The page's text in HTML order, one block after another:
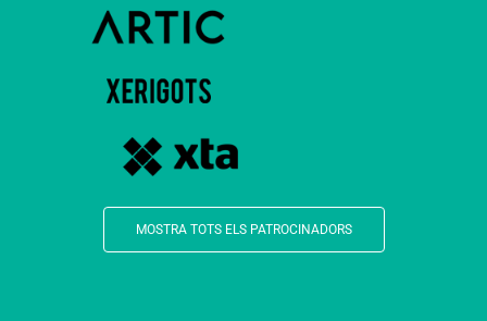
MOSTRA TOTS ELS PATROCINADORS